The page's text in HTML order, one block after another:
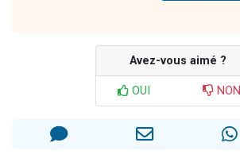
Avez-vous aimé ?
OUI NON